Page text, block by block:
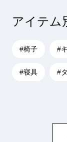
アイテム
#椅子 #
#寝具 #